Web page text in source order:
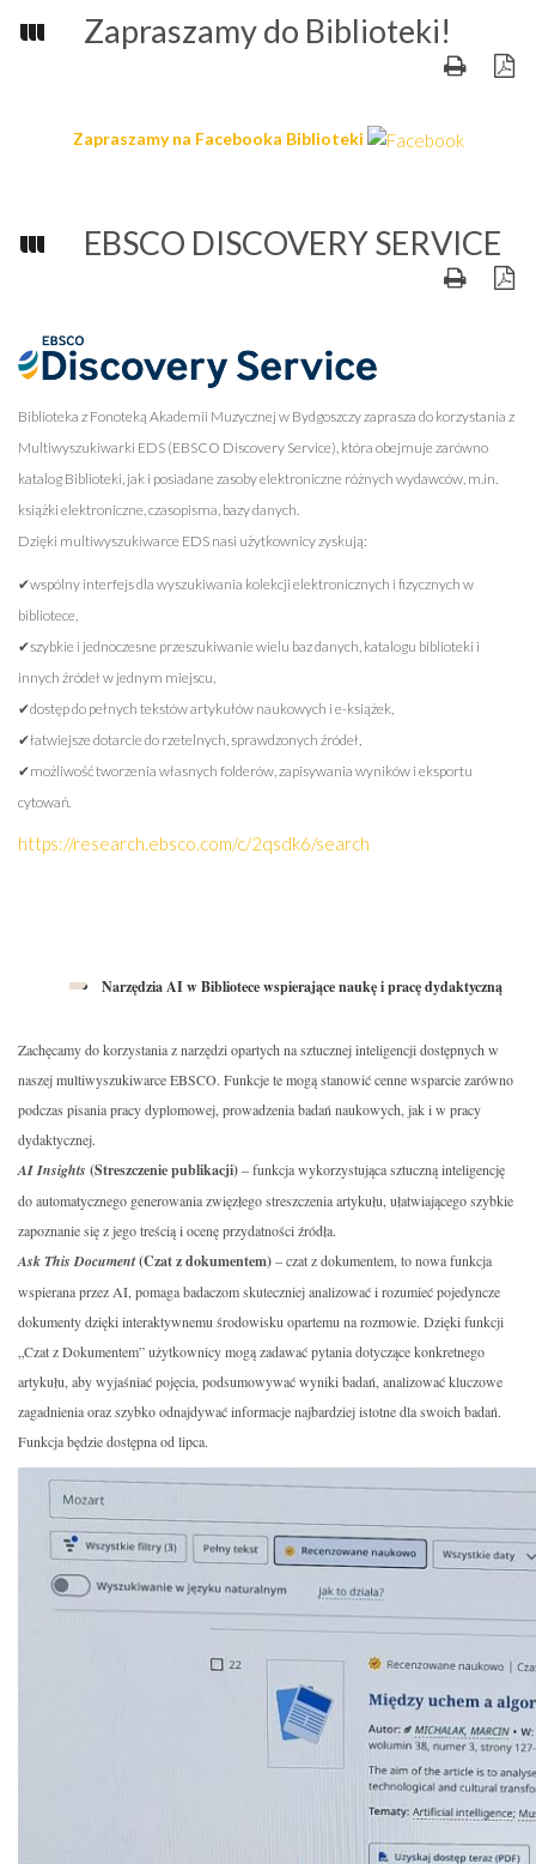
Zapraszamy do Biblioteki!
Zapraszamy na Facebooka Biblioteki
EBSCO DISCOVERY SERVICE
Biblioteka z Fonoteką Akademii Muzycznej w Bydgoszczy zaprasza do korzystania z
Multiwyszukiwarki EDS (EBSCO Discovery Service), która obejmuje zarówno
katalog Biblioteki, jak i posiadane zasoby elektroniczne różnych wydawców, m.in.
książki elektroniczne, czasopisma, bazy danych.
Dzięki multiwyszukiwarce EDS nasi użytkownicy zyskują:
✔wspólny interfejs dla wyszukiwania kolekcji elektronicznych i fizycznych w
bibliotece,
✔szybkie i jednoczesne przeszukiwanie wielu baz danych, katalogu biblioteki i
innych źródeł w jednym miejscu,
✔dostęp do pełnych tekstów artykułów naukowych i e-książek,
✔łatwiejsze dotarcie do rzetelnych, sprawdzonych źródeł,
✔możliwość tworzenia własnych folderów, zapisywania wyników i eksportu
cytowań.
https://research.ebsco.com/c/2qsdk6/search
Narzędzia AI w Bibliotece wspierające naukę i pracę dydaktyczną
Zachęcamy do korzystania z narzędzi opartych na sztucznej inteligencji dostępnych w
naszej multiwyszukiwarce EBSCO. Funkcje te mogą stanowić cenne wsparcie zarówno
podczas pisania pracy dyplomowej, prowadzenia badań naukowych, jak i w pracy
dydaktycznej.
AI Insights (Streszczenie publikacji)– funkcja wykorzystująca sztuczną inteligencję
do automatycznego generowania zwięzłego streszczenia artykułu, ułatwiającego szybkie
zapoznanie się z jego treścią i ocenę przydatności źródła.
Ask This Document(Czat z dokumentem)– czat z dokumentem, to nowa funkcja
wspierana przez AI, pomaga badaczom skuteczniej analizować i rozumieć pojedyncze
dokumenty dzięki interaktywnemu środowisku opartemu na rozmowie. Dzięki funkcji
„Czat z Dokumentem” użytkownicy mogą zadawać pytania dotyczące konkretnego
artykułu, aby wyjaśniać pojęcia, podsumowywać wyniki badań, analizować kluczowe
zagadnienia oraz szybko odnajdywać informacje najbardziej istotne dla swoich badań.
Funkcja będzie dostępna od lipca.